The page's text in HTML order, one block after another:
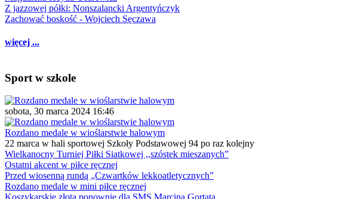
Z jazzowej półki: Nonszalancki Argentyńczyk
Zachować boskość - Wojciech Sęczawa
więcej ...
Sport w szkole
sobota, 30 marca 2024 16:46
Rozdano medale w wioślarstwie halowym
22 marca w hali sportowej Szkoły Podstawowej 94 po raz kolejny
Wielkanocny Turniej Piłki Siatkowej ,,szóstek mieszanych”
Ostatni akcent w piłce ręcznej
Przed wiosenną rundą „Czwartków lekkoatletycznych”
Rozdano medale w mini piłce ręcznej